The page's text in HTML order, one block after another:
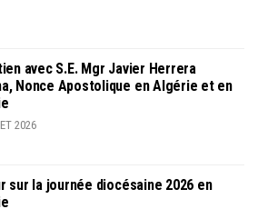
avec S.E. Mgr Javier Herrera
Nonce Apostolique en Algérie et en
2026
sur la journée diocésaine 2026 en